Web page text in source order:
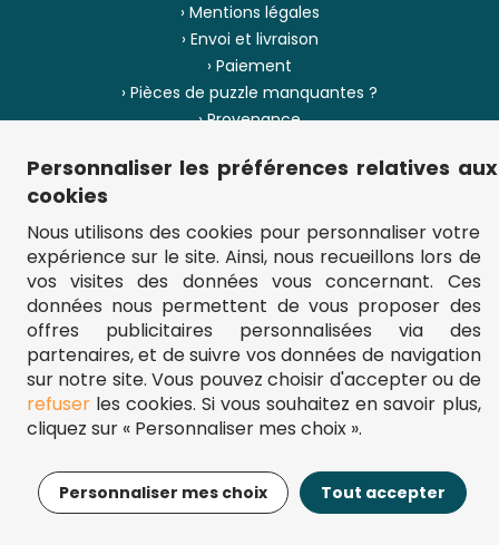
16,95€ Ajouter au panier
› Mentions légales
› Envoi et livraison
› Paiement
› Pièces de puzzle manquantes ?
› Provenance
› Plan du site
** Frais d'envoi = 6,95 € (France) / gratuit à partir de 45 €.
fou-de-puzzle.com : le site référence pour acheter des puzzles de
qualité à bon prix.
© Fou-de-puzzle.com 2011 - 2026
Personnaliser les préférences relatives aux
cookies
Nous utilisons des cookies pour personnaliser votre
expérience sur le site. Ainsi, nous recueillons lors de
vos visites des données vous concernant. Ces
données nous permettent de vous proposer des
offres publicitaires personnalisées via des
partenaires, et de suivre vos données de navigation
sur notre site. Vous pouvez choisir d'accepter ou de
refuserles cookies. Si vous souhaitez en savoir plus,
cliquez sur « Personnaliser mes choix ».
Personnaliser mes choix Tout accepter